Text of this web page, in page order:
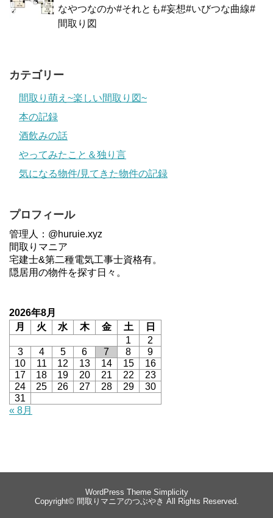
なやつなのか#それとも#妄想#いびつな曲線#
間取り図
カテゴリー
間取り萌え~楽しい間取り図~
本の記録
酒飲みの話
やってみたこと＆独り言
気になる物件/見てきた物件の記録
プロフィール
管理人：@huruie.xyz
間取りマニア
宅建士&第二種電気工事士資格有。
隠居用の物件を探す日々。
2026年8月
月
火 水 木 金 土
日
1
2
3
4 5 6 7 8
9
10
11 12 13 14 15
16
17
18 19 20 21 22
23
24
25 26 27 28 29
30
31
« 8月
WordPress Theme Simplicity
Copyright© 間取りマニアのつぶやき All Rights Reserved.